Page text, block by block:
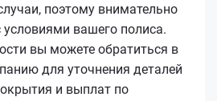
поэтому внимательно
условиями вашего полиса.
вы можете обратиться в
для уточнения деталей
и выплат по